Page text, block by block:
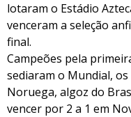
lotaram o Estádio
venceram a seleção
final.
Campeões pela
sediaram o Mundial,
Noruega, algoz do
vencer por 2 a 1 em